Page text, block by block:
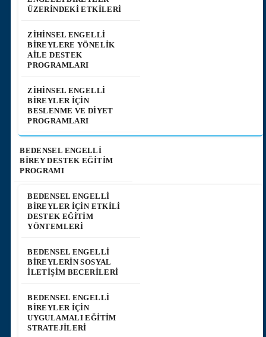
ÜZERINDEKI ETKILERI
ZIHINSEL ENGELLI
BIREYLERE YÖNELIK
AILE DESTEK
PROGRAMLARI
ZIHINSEL ENGELLI
BIREYLER İÇIN
BESLENME VE DIYET
PROGRAMLARI
BEDENSEL ENGELLİ
BİREY DESTEK EĞİTİM
PROGRAMI
BEDENSEL ENGELLI
BIREYLER İÇIN ETKILI
DESTEK EĞITIM
YÖNTEMLERI
BEDENSEL ENGELLI
BIREYLERIN SOSYAL
İLETIŞIM BECERILERI
BEDENSEL ENGELLI
BIREYLER İÇIN
UYGULAMALI EĞITIM
STRATEJILERI